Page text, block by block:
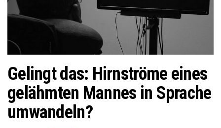
Gelingt das: Hirnströme eines
gelähmten Mannes in Sprache
umwandeln?